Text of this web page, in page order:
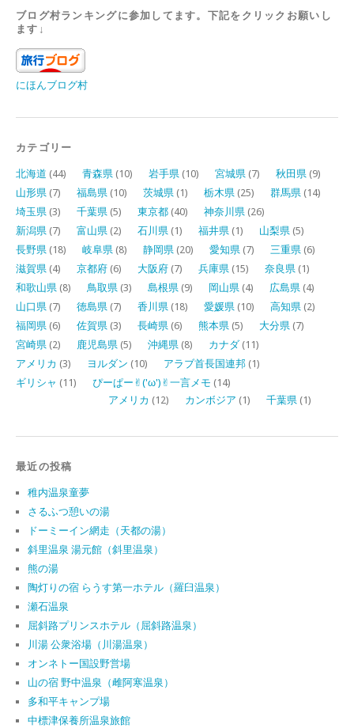
ブログ村ランキングに参加してます。下記をクリックお願いし
ます↓
にほんブログ村
カテゴリー
北海道 (44) 青森県 (10) 岩手県 (10) 宮城県 (7) 秋田県 (9)
山形県 (7) 福島県 (10) 茨城県 (1) 栃木県 (25) 群馬県 (14)
埼玉県 (3) 千葉県 (5) 東京都 (40) 神奈川県 (26)
新潟県 (7) 富山県 (2) 石川県 (1) 福井県 (1) 山梨県 (5)
長野県 (18) 岐阜県 (8) 静岡県 (20) 愛知県 (7) 三重県 (6)
滋賀県 (4) 京都府 (6) 大阪府 (7) 兵庫県 (15) 奈良県 (1)
和歌山県 (8) 鳥取県 (3) 島根県 (9) 岡山県 (4) 広島県 (4)
山口県 (7) 徳島県 (7) 香川県 (18) 愛媛県 (10) 高知県 (2)
福岡県 (6) 佐賀県 (3) 長崎県 (6) 熊本県 (5) 大分県 (7)
宮崎県 (2) 鹿児島県 (5) 沖縄県 (8) カナダ (11)
アメリカ (3) ヨルダン (10) アラブ首長国連邦 (1)
ギリシャ (11) ぴーぱー✌︎('ω')✌︎一言メモ (14)
アメリカ (12) カンボジア (1) 千葉県 (1)
最近の投稿
稚内温泉童夢
さるふつ憩いの湯
ドーミーイン網走（天都の湯）
斜里温泉 湯元館（斜里温泉）
熊の湯
陶灯りの宿 らうす第一ホテル（羅臼温泉）
瀬石温泉
屈斜路プリンスホテル（屈斜路温泉）
川湯 公衆浴場（川湯温泉）
オンネトー国設野営場
山の宿 野中温泉（雌阿寒温泉）
多和平キャンプ場
中標津保養所温泉旅館